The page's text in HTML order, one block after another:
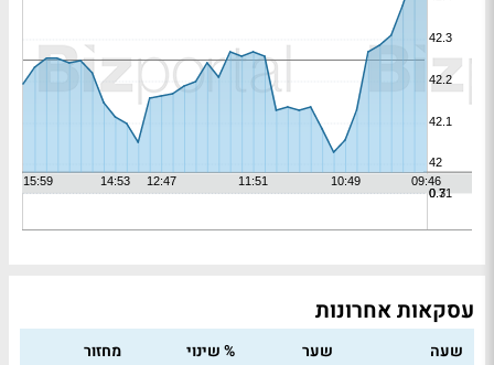
עסקאות אחרונות
שעה שער % שינוי
מחזור